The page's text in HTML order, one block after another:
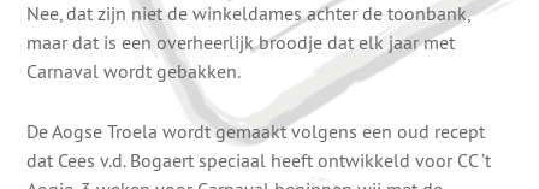
Nee, dat zijn niet de winkeldames achter de toonbank,
maar dat is een overheerlijk broodje dat elk jaar met
Carnaval wordt gebakken.
De Aogse Troela wordt gemaakt volgens een oud recept
dat Cees v.d. Bogaert speciaal heeft ontwikkeld voor CC ’t